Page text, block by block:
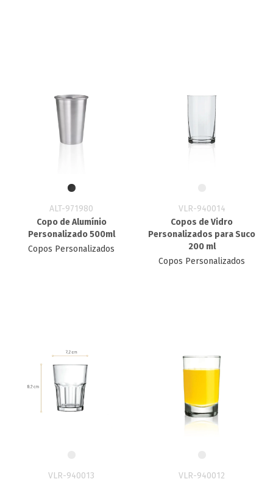
ALT-971980
Copo de Alumínio
Personalizado 500ml
Copos Personalizados
VLR-940014
Copos de Vidro
Personalizados para Suco
200 ml
Copos Personalizados
VLR-940013
VLR-940012